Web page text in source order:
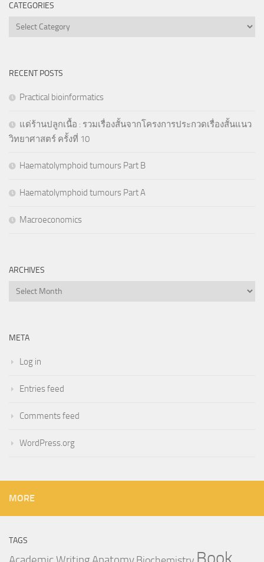
CATEGORIES
Categories
RECENT POSTS
Practical bioinformatics
แด่ร้านปลูกเนื้อ : รวมเรื่องสั้นจากโครงการประกวดเรื่องสั้นแนว
วิทยาศาสตร์ ครั้งที่ 10
Haematolymphoid tumours Part B
Haematolymphoid tumours Part A
Macroeconomics
ARCHIVES
Archives
META
Log in
Entries feed
Comments feed
WordPress.org
MORE
TAGS